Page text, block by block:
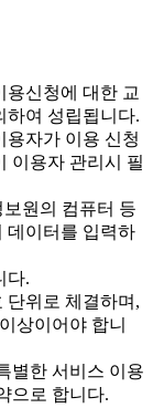
신청에 대한 교
하여 성립됩니다.
자가 이용 신청
이용자 관리시 필
원의 컴퓨터 등
데이터를 입력하
다.
위로 체결하며,
상이어야 합니
별한 서비스 이용
으로 합니다.